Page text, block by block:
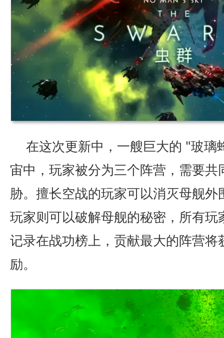
在这次更新中，一艘巨大的 "玻璃
宙中，玩家被分为三个阵营，需要共
胁。擅长空战的玩家可以消灭母舰外
玩家则可以破解母舰的秘密，所有玩
记录在战功榜上，贡献最大的阵营将
励。